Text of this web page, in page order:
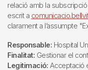
relació amb la
escrit a
clarament a l’assumpte
Responsable: Hospital
Finalitat: Gestionar el
Legitimació: Acceptació